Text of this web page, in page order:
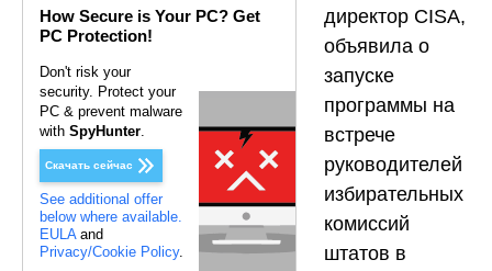
How Secure is Your PC? Get
PC Protection!
Don't risk your
security. Protect your
PC & prevent malware
with SpyHunter.
Скачать сейчас
See additional offer
below where available.
EULAand
Privacy/Cookie Policy.
директор CISA,
объявила о
запуске
программы на
встрече
руководителей
избирательных
комиссий
штатов в